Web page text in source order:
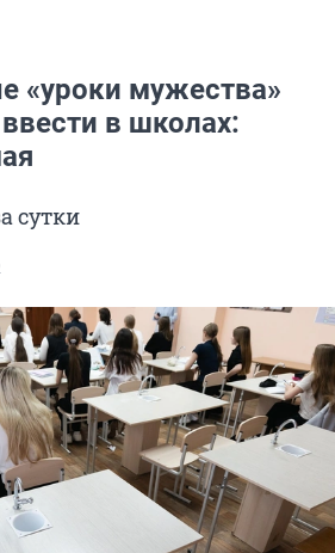
«уроки мужества»
в школах:
сутки